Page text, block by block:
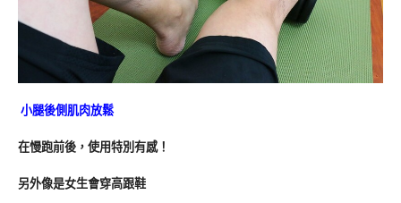
小腿後側肌肉放鬆
在慢跑前後，使用特別有感！
另外像是女生會穿高跟鞋